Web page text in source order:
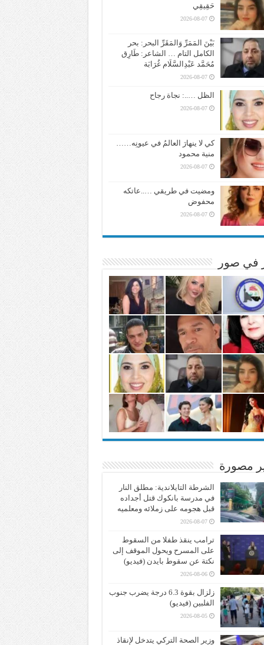
حَقِيقِي
2026-08-07
بَيْنَ المَمَرِّ وَالمَقَرِّ البحر: بحر
الكامل التام … الشاعر: طَارِق
مُحَمَّد عَبْدِالسَّلَام غُرَابَة
2026-08-07
الظل …..: نجاة رجاح
2026-08-07
كي لا ينهارَ العالمُ في عيونِه……
منية محمود
2026-08-07
ومضيت في طريقي …..عاتكه
محفوض
2026-08-07
في صور
مصورة
الشرطة التايلاندية: مطلق النار
في مدرسة بانكوك قتل أجداده
قبل هجومه على زملائه ومعلميه
2026-08-07
ترامب ينقذ طفلا من السقوط
على المسرح ويحول الموقف إلى
نكتة عن سقوط بايدن (فيديو)
2026-08-06
زلزال بقوة 6.3 درجة يضرب جنوب
الفلبين (فيديو)
2026-08-05
وزير الصحة التركي يتدخل لإنقاذ